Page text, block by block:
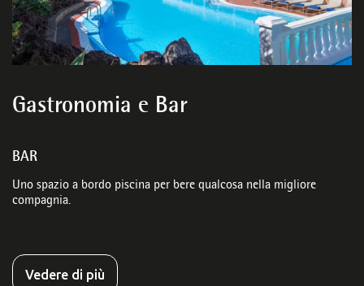
Gastronomia e Bar
BAR
Uno spazio a bordo piscina per bere qualcosa nella migliore
compagnia.
Vedere di più